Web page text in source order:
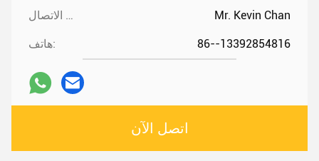
جهات الاتصال: Mr. Kevin Chan
هاتف: 86--13392854816
اتصل الآن